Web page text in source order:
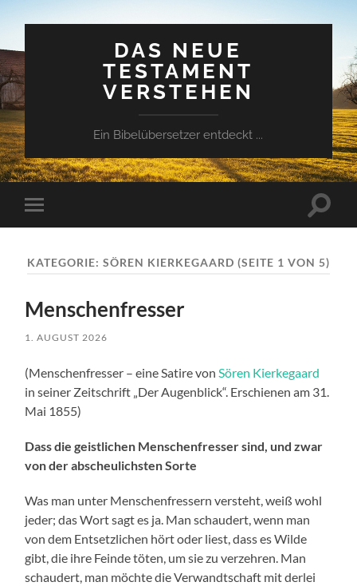
DAS NEUE
TESTAMENT
VERSTEHEN
Ein Bibelübersetzer entdeckt ...
Mobile-
Menü
KATEGORIE: SÖREN KIERKEGAARD (SEITE 1 VON 5)
Menschenfresser
1. AUGUST 2026
(Menschenfresser – eine Satire vonSören Kierkegaard
in seiner Zeitschrift „Der Augenblick“. Erschienen am 31.
Mai 1855)
Dass die geistlichen Menschenfresser sind, und zwar
von der abscheulichsten Sorte
Was man unter Menschenfressern versteht, weiß wohl
jeder; das Wort sagt es ja. Man schaudert, wenn man
von dem Entsetzlichen hört oder liest, dass es Wilde
gibt, die ihre Feinde töten, um sie zu verzehren. Man
schaudert, man möchte die Verwandtschaft mit derlei